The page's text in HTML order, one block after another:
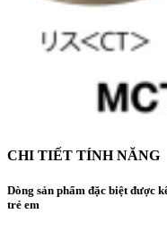
CHI TIẾT TÍNH NĂNG
Dòng sản phẩm đặc biệt được
trẻ em